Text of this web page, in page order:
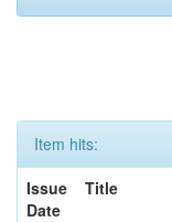
Item hits:
Issue
Date
Title